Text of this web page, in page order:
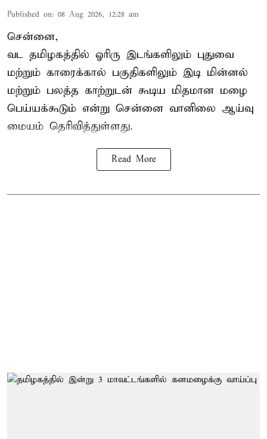
Published on: 08 Aug 2026, 12:28 am
சென்னை,
வட தமிழகத்தில் ஓரிரு இடங்களிலும் புதுவை
மற்றும் காரைக்கால் பகுதிகளிலும் இடி மின்னல்
மற்றும் பலத்த காற்றுடன் கூடிய மிதமான மழை
பெய்யக்கூடும் என்று சென்னை வானிலை ஆய்வு
மையம் தெரிவித்துள்ளது.
Read More